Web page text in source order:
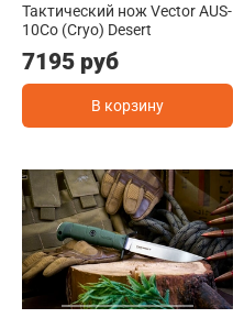
Тактический нож Vector AUS-
10Co (Cryo) Desert
7195 руб
В корзину